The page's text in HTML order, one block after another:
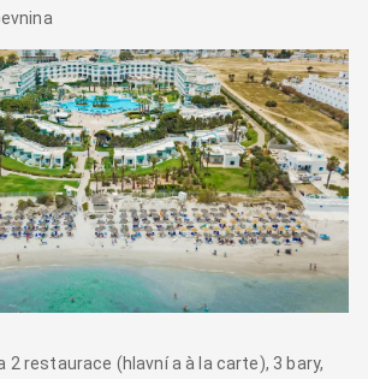
2 restaurace (hlavní a à la carte), 3 bary,